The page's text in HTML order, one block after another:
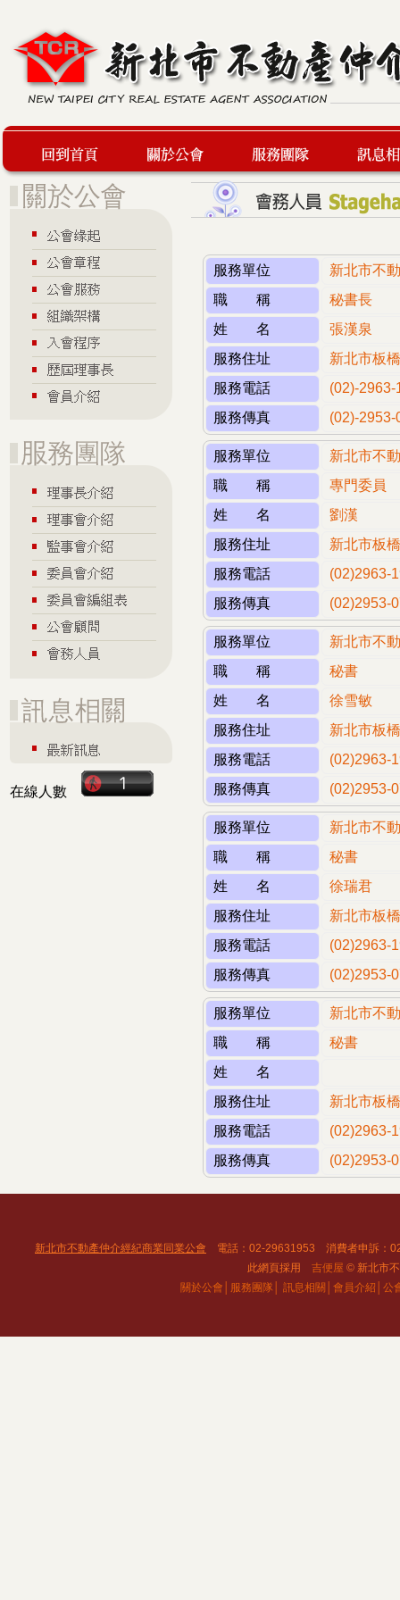
服務團隊 最新訊息
在線人數
服務單位
新北市不
職 稱
秘書長
姓 名
張漢泉
服務住址
新北市板
服務電話
(02)-2963-
服務傳真
(02)-2953-
服務單位
新北市不
職 稱
專門委員
姓 名
劉漢
服務住址
新北市板
服務電話
服務傳真
(02)2953-
服務單位
新北市不
職 稱
秘書
姓 名
徐雪敏
服務住址
新北市板
服務電話
服務傳真
(02)2953-
服務單位
新北市不
職 稱
秘書
姓 名
徐瑞君
服務住址
新北市板
服務電話
(02)2963-
服務傳真
(02)2953-
服務單位
新北市不
職 稱
秘書
姓 名
服務住址
新北市板
服務電話
服務傳真
(02)2953-
新北市不動產仲介經紀商業同業公會 電話：02-29631953 消費者申訴：
此網頁採用 吉便屋 © 新北市
關於公會│ 服務團隊│ 訊息相關│ 會員介紹│ 公